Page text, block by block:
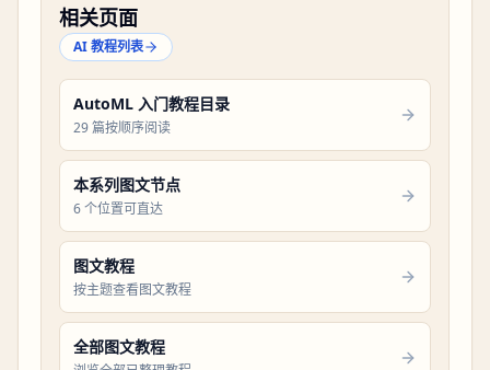
相关页面
AI 教程列表
AutoML 入门教程目录
29 篇按顺序阅读
本系列图文节点
6 个位置可直达
图文教程
按主题查看图文教程
全部图文教程